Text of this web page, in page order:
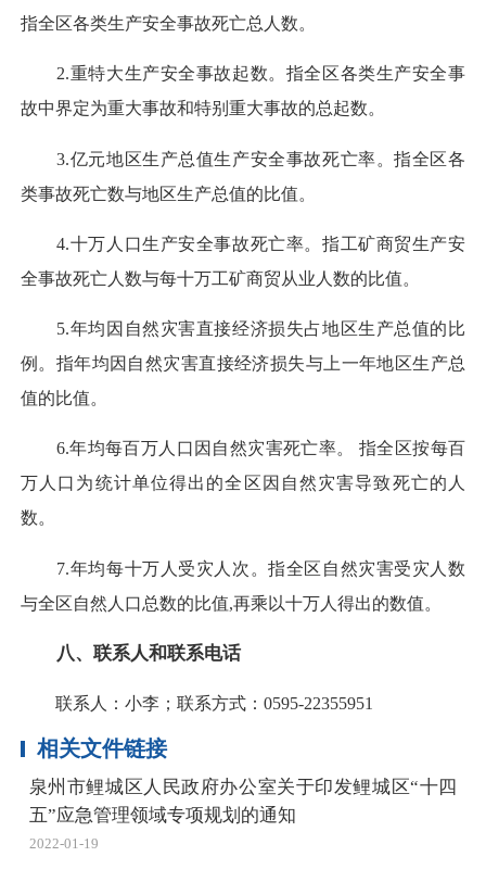
指全区各类生产安全事故死亡总人数。
2.重特大生产安全事故起数。指全区各类生产安全事
故中界定为重大事故和特别重大事故的总起数。
3.亿元地区生产总值生产安全事故死亡率。指全区各
类事故死亡数与地区生产总值的比值。
4.十万人口生产安全事故死亡率。指工矿商贸生产安
全事故死亡人数与每十万工矿商贸从业人数的比值。
5.年均因自然灾害直接经济损失占地区生产总值的比
例。指年均因自然灾害直接经济损失与上一年地区生产总
值的比值。
6.年均每百万人口因自然灾害死亡率。 指全区按每百
万人口为统计单位得出的全区因自然灾害导致死亡的人
数。
7.年均每十万人受灾人次。指全区自然灾害受灾人数
与全区自然人口总数的比值,再乘以十万人得出的数值。
八、联系人和联系电话
联系人：小李；联系方式：0595-22355951
相关文件链接
泉州市鲤城区人民政府办公室关于印发鲤城区“十四
五”应急管理领域专项规划的通知
2022-01-19